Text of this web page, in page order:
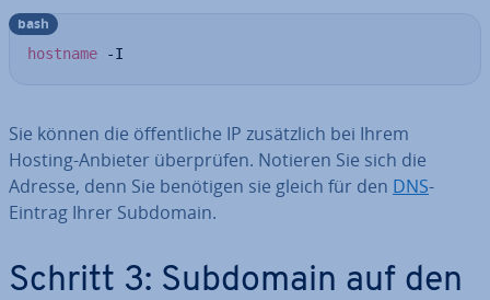
hostname -I
bash
Sie können die öf­fent­li­che IP zu­sätz­lich bei Ihrem
Hosting-Anbieter über­prü­fen. Notieren Sie sich die
Adresse, denn Sie benötigen sie gleich für den DNS-
Eintrag Ihrer Subdomain.
Schritt 3: Subdomain auf den